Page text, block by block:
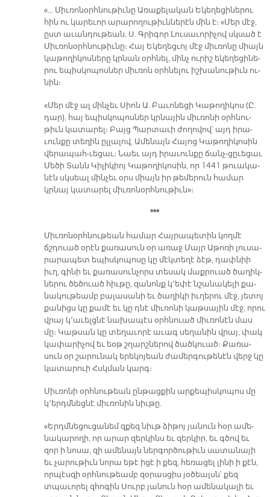
«… Միւ­ռո­նօրհ­նու­թիւ­նը Ա­ռա­քե­լա­կան Ե­կե­ղե­ցի­նե­րու
հին ու կա­րե­ւոր ա­րա­րո­ղու­թիւն­նե­րէն մին է։ «Մեր մէջ,
ըստ ա­ւան­դու­թեան, Ս. Գրի­գոր Լու­սա­ւո­րի­չով սկսած է
Միւ­ռո­նօրհ­նու­թիւ­նը։ Հայ Ե­կե­ղեց­ւոյ մէջ միւ­ռո­նը միայն
կա­թո­ղի­կոս­նե­րը կրնան օրհ­նել, մինչ ու­րիշ ե­կե­ղե­ցի­նե­
րու ե­պիս­կո­պոս­ներ միւ­ռոն օրհ­նե­լու իշ­խա­նու­թիւն ու­
նին։
«Մեր մէջ ալ մին­չեւ Սիոն Ա. Բա­ւո­նե­ցի Կա­թո­ղի­կոս (Ը.
դար), հայ ե­պիս­կո­պոս­ներ կրնա­յին միւ­ռո­նի օրհ­նու­
թիւն կա­տա­րել։ Բայց Պար­տա­ւի ժո­ղո­վով՝ այդ ի­րա­
ւուն­քը տե­ղին ըլ­լա­լով, Ա­մե­նայն Հա­յոց Կա­թո­ղի­կո­սին
վե­րա­պա­հ-ւե­ցաւ։ Նաեւ այդ ի­րա­ւուն­քը ճանչ-ցըւե­ցաւ
Մե­ծի Տանն Կի­լի­կիոյ Կա­թո­ղի­կո­սին, որ 1441 թուա­կա­
նէն սկսեալ մին­չեւ օրս միայն իր թե­մե­րուն հա­մար
կրնայ կա­տա­րել միւ­ռո­նօրհ­նու­թիւն»։
***
Միւ­ռո­նօրհ­նու­թեան հա­մար Հայ­րա­պե­տին կող­մէ
ճշդուած օ­րէն քա­ռա­սուն օր ա­ռաջ Մայր Ա­թո­ռի լու­սա­
րա­րա­պետ ե­պիս­կո­պո­սը կը մէկ­տե­ղէ ձէթ, դափ­նիի
իւղ, գի­նի եւ քա­ռա­սու­ն­չորս տե­սակ մաք­րուած ծա­ղիկ­
նե­րու ծե­ծուած հիւ­թը, զա­նոնք կ՚ե­փէ նշա­նա­կե­լի քա­
նա­կու­թեամբ բա­լա­սա­նի եւ ծա­ղի­կի իւ­ղե­րու մէջ, յե­տոյ
քա­նիցս կը քա­մէ եւ կը դնէ միւ­ռո­նի կաթ­սա­յին մէջ, ո­րու
վրայ կ՚ա­ւելց­նէ նա­խա­պէս օրհ­նուած միւ­ռո­նէն մաս
մը։ Կաթ­սան կը տե­ղա­ւո­րէ ա­ւագ սե­ղա­նին վրայ, փակ
կա­փա­րի­չով եւ եօթ շղարշ­նե­րով ծած­կուած։ Քա­ռա­
սուն օր շա­րու­նակ ե­րե­կո­յեան ժա­մեր­գու­թե­նէն վերջ կը
կա­տա­րուի Հսկման կարգ։
Միւ­ռո­նի օրհ­նու­թեան ըն­թաց­քին ար­քե­պիս­կո­պոս մը
կ՚երդմ­նեց­նէ միւ­ռո­նին նիւ­թը.
«Երդմ­նե­ցու­ցա­նեմ զքեզ նիւթ ձի­թոյ յա­նուն հօր ա­մե­
նա­կա­րո­ղի, որ ա­րար զեր­կինս եւ զեր­կիր, եւ գծով եւ
զոր ի նո­սա, զի ա­մե­նայն ներ­գոր­ծու­թիւն սա­տա­նա­յի
եւ չա­րու­թիւն նո­րա ե­թէ ի­ցէ ի քեզ, հե­ռա­ցել լի­նի ի քէն,
որ­պէս­զի օրհ­նու­թեամբ զօ­րաս­ցիս յօ­ծեալսն՝ քեզ
տպա­ւո­րել զհո­գին Սուրբ յա­նուն հօր ա­մե­նա­կա­լի եւ